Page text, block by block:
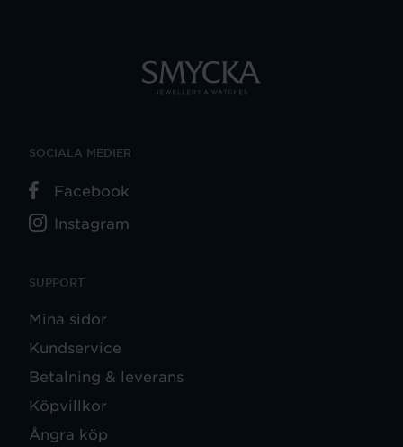
SUPPORT
Mina sidor
Kundservice
Betalning & leverans
Köpvillkor
Ångra köp
SOCIALA MEDIER
Facebook
Instagram